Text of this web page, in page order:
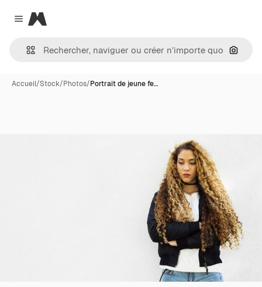
Close menu
Magnific
Accueil/Stock/Photos/Portrait de jeune fe…